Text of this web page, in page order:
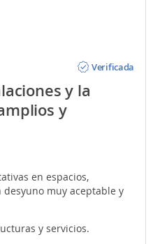
Verificada
y la
y
en espacios,
muy aceptable y
y servicios.